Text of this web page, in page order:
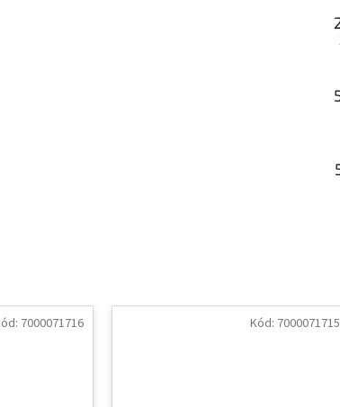
7000071716 Kód: 7000071715